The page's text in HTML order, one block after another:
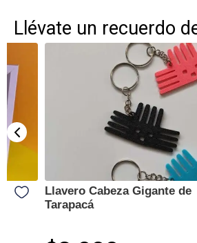
Llévate un recuerdo
Llavero Cabeza Gigante de
Tarapacá